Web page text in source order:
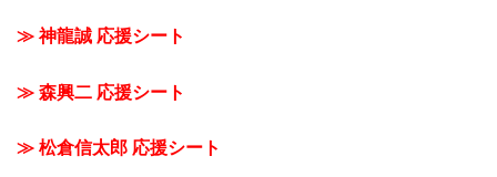
≫ 神龍誠 応援シート
≫ 森興二 応援シート
≫ 松倉信太郎 応援シート